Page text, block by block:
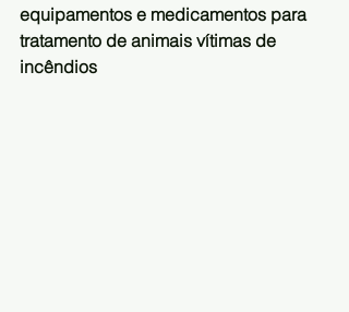
equipamentos e medicamentos para
tratamento de animais vítimas de
incêndios